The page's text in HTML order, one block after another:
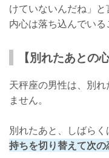
けていないんだね」と
内心は落ち込んでいる
【別れたあとの
天秤座の男性は、別
ません。
別れたあと、しばら
持ちを切り替えて次の